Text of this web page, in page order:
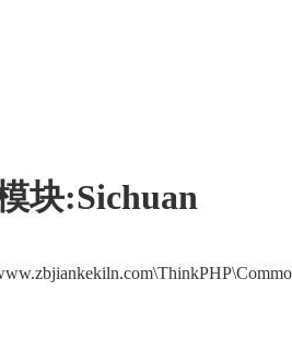
块:Sichuan